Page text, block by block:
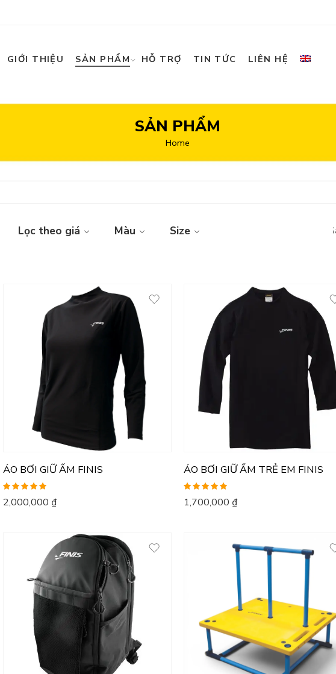
GIỚI THIỆU SẢN PHẨM HỖ TRỢ TIN TỨC LIÊN HỆ
SẢN PHẨM
Home
Lọc theo giá Màu
Size
ÁO BƠI GIỮ ẤM FINIS
Được xếp
hạng5.00 5
2,000,000 ₫
ÁO BƠI GIỮ ẤM TRẺ EM FINIS
Được xếp
hạng5.00 5
1,700,000 ₫